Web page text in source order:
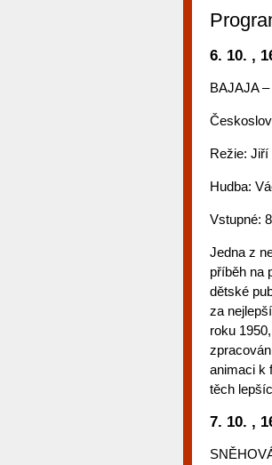
6. 10. ,
BAJAJA
Režie: Jiří
Hudba:
Vstupné:
Jedna z
příběh na
dětské
za
roku
animaci k
těch
7. 10. ,